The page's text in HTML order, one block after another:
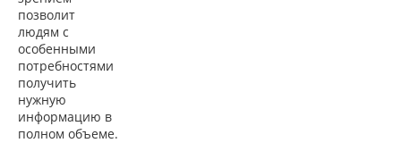
позволит
людям с
особенными
потребностями
получить
нужную
информацию в
полном объеме.